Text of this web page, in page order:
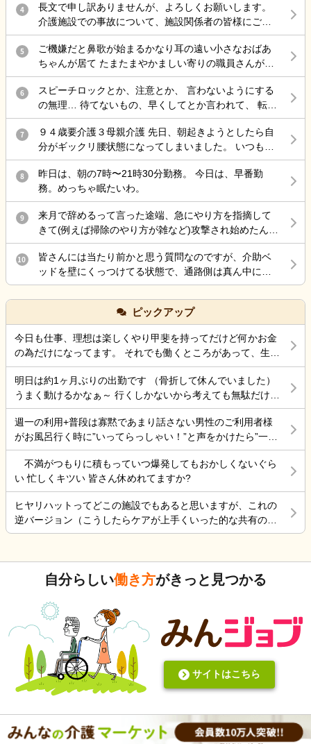
ん、居ないみたい。働きに出てるんだろな。ずっと専業主婦でいて
～」と言い出し・・ 平日は母と話す時間としては朝、起きてから出
勤するまでの1時間半ほどの間に、帰宅してからはも1時間ほど の間
にトータル20分～30分あるかないか程度です。それが今週になって
絶対お隣さんの話をしてくるので、明日からの休日が正直、憂鬱で
なりません。 「否定はしてはいけない」とあっても「うんうん」と
聞くと歯止めが聞かずどんどん憶測での話をしてくるのでは？と思
てその場を離れる。しか出来ず・・ でもまた戻ったらまた言われる
んじゃないか？と思うと滅入ります。 ただ少し思ってるのが2週間ほ
ど前、姉の事で母にキツいことを色々言ってしまったんです。母は
「ごめんね」と謝ってきて私の色々あるイライラ感をずっと聞いて
くれ、次の日も私に気をつかってる感じがあり傷付けてしまったな
と自己嫌悪に陥りました 。 もしかしたら、私が母に言ったことで淋
しさや不安感を抱かせてしまったのかとも思います。 何か母に対し
て出来ることや改善策などのアドバイスをお願いします。
4
長文で申し訳ありませんが、よろしくお願いします。
介護施設での事故について、施設関係者の皆様にご意
見を伺いたく投稿します。 母は認知症があり、介護施
設に入所していました。 ある日の明け方、母が一人で
施設を離設し、雨の中で転倒して大腿骨を骨折しまし
た。 手術は無事に終わりましたが、この事故をきっか
けに歩行ができなくなり、病院からは認知症も進行し
たとのお話がありました。また、要介護1だったもの
説明を受けました。 施設からは「治療費は負担しま
す」と説明を受けていますが、それ以外の補償につい
てはまだ話し合っていません。 そこで、介護施設で勤
務されている方や施設運営に携わっている方にお伺い
したいです。 ・このような事故が起きた場合、一般的
にはどのような対応や補償が行われることが多いので
しょうか。 ・施設側が加入している保険で対応するケ
がよいことや、今後の進め方についてアドバイスがあ
れば教えていただきたいです。 施設を責めたいという
気持ちではなく、今後の対応について知識を得たいと
思い投稿しました。 同様の事例やご経験がありました
ら、差し支えない範囲で教えていただけると幸いで
す。 よろしくお願いいたします。
5
ご機嫌だと鼻歌が始まるかなり耳の遠い小さなおばあ
ちゃんが居て たまたまやかましい寄りの職員さんが来
た時に 鼻歌から一気に不穏 「おおきなこえで話してる
わ」 と不機嫌で低く大きな声の独り言で返してて笑い
を堪えられない。
6
スピーチロックとか、注意とか、 言わないようにする
の無理… 待てないもの、早くしてとか言われて、 転倒
しそうになるとか危険行為しても、 本人達分からない
もの、 病気だから、認知症だからで許されて、 記録残
しても『仕方ないよね、割り切らなきゃ』 これで終わ
る 何でもかんでも虐待って言わないで… どうしろって
言うのよ…もう疲れた… 責任感強すぎって上司に言わ
れた 仕方ないじゃん 事故したら…打ちどころ悪かった
7
９４歳要介護３母親介護 先日、朝起きようとしたら自
分がギックリ腰状態になってしまいました。 いつも行
く接骨院で治療してもらったのですが、いつもなら楽
になるのに、全く治らないまま、家に戻ろとして 外に
出たら、クラクラし汗が尋常じゃなく出てくるので 接
骨院に戻って休すませてもらいました。 隠れ熱中症か
ら来た腰痛と分かり、水や経口水を飲ませてもらい要
約落ちたのはいいのですが、母親を一人で留守番させ
を一時的に入院させる事となりました。 母親は、病院
が大嫌いなので、今日病院に電話をしたら 案の定、興
との事でした。 夕食も食べなかったみたいです。 自分
の腰の状態は、それなりに動けるようになったのです
が、頭が熱中症でボワッとする感じなので、怖くて 会
いにいけない状態です。 ケアーマネージャーさんその
状況を相談したら、絶対に 包括ケアーに入れた方がい
いと怒られました。 以前、入れていたのですが、興奮
するので、それを抑える薬を飲んだ表情が忘れられな
いので、入れていいのか 判断に迷っている状況です。
その煮え切らない自分にケアーマネージャーさんは怒
っている事は分かっています。 毎日、散歩と昼食は寿
司屋のランチ 風呂に入れ身体と頭を洗ってあげ、朝昼
晩食事を作り 夜中は、トイレに行く度に麦茶を飲んで
もらう毎日 約5年やって来ましたが限界を感じていると
ころです。 朝昼晩の食事中に加山雄三DVDを必ず観て
喜ぶ姿を 観るとどうしても決断出来ない自分がいま
す。 異常かな⁈
8
昨日は、朝の7時〜21時30分勤務。 今日は、早番勤
務。めっちゃ眠たいわ。
9
来月で辞めるって言った途端、急にやり方を指摘して
きて(例えば掃除のやり方が雑など)攻撃され始めたんだ
けど最後の嫌がらせ？
10
皆さんには当たり前かと思う質問なのですが、介助ベ
ッドを壁にくっつけてる状態で、通路側は真ん中にベ
ッド柵を差し込むのは拘束扱いだって言われたのです
が、皆さんどう思いますか？ ちなみに自分は真ん中に
柵を入れても足を下ろして出れるスペースは十分にあ
者でそう習った事もあり、それが普通かと思うのです
が…今働いてる施設の拘束委員会でそう言われてるみ
ピックアップ
今日も仕事、理想は楽しくやり甲斐を持ってだけど何かお金
の為だけになってます。 それでも働くところがあって、生き
ていけているのでましなのでしょうね。 一番辛いのは、お金
がなく職探ししている時だったので今日も頑張ろうと思う。
それにしても古株は、好き勝手だから楽しそうです。私も古
株の時は、そんなに仕事行くのが辛くなく毎日そこそこ楽し
くやっていました。 転職は後悔はしていませんが、誰もが上
手くいかないのは確かですね。 そんなつぶやきです、では仕
明日は約1ヶ月ぶりの出勤です （骨折して休んでいました）
うまく動けるかなぁ～ 行くしかないから考えても無駄だけど
不安！
週一の利用+普段は寡黙であまり話さない男性のご利用者様
がお風呂行く時に”いってらっしゃい！”と声をかけたら”一緒
に行く？！？”と返してくれた。 そういう想像を上回るよう
なことがあるからこの仕事って楽しいんだよな。 まだ入って
4ヶ月弱しか経ってないけど。
不満がつもりに積もっていつ爆発してもおかしくないぐら
い 忙しくキツい 皆さん休めれてますか?
ヒヤリハットってどこの施設でもあると思いますが、これの
逆バージョン（こうしたらケアが上手くいった的な共有の書
式）ってないですよね。あったらいいケアを共有できると思
遂記録ばかりって、すごくネガティブだと個人的に思いま
す。また、介護の世界って「できて当たり前」的な思考が強
し。うつ病の人じゃないんだから、できないことばかり言っ
たらストレスたまりませんか。
自分らしい働き方がきっと見つかる
サイトはこちら